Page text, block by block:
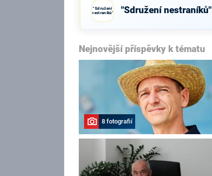
"Sdružení
nestraníků"
"Sdružení nestraníků"
Nejnovější příspěvky k tématu
8 fotografií